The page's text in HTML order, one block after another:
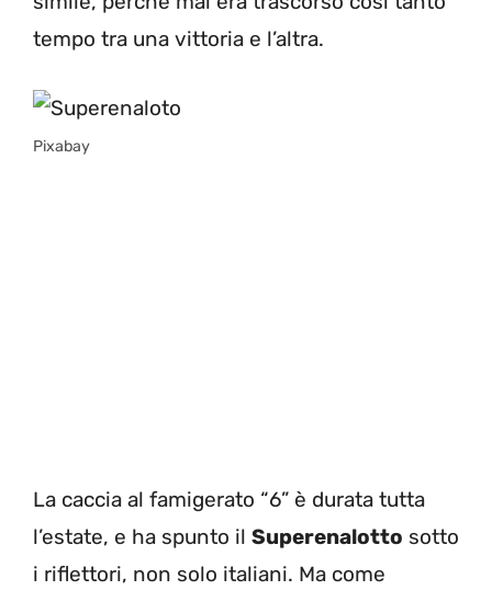
tempo tra una vittoria e l’altra.
Pixabay
La caccia al famigerato “6” è durata tutta
l’estate, e ha spunto il Superenalotto sotto
i riflettori, non solo italiani. Ma come